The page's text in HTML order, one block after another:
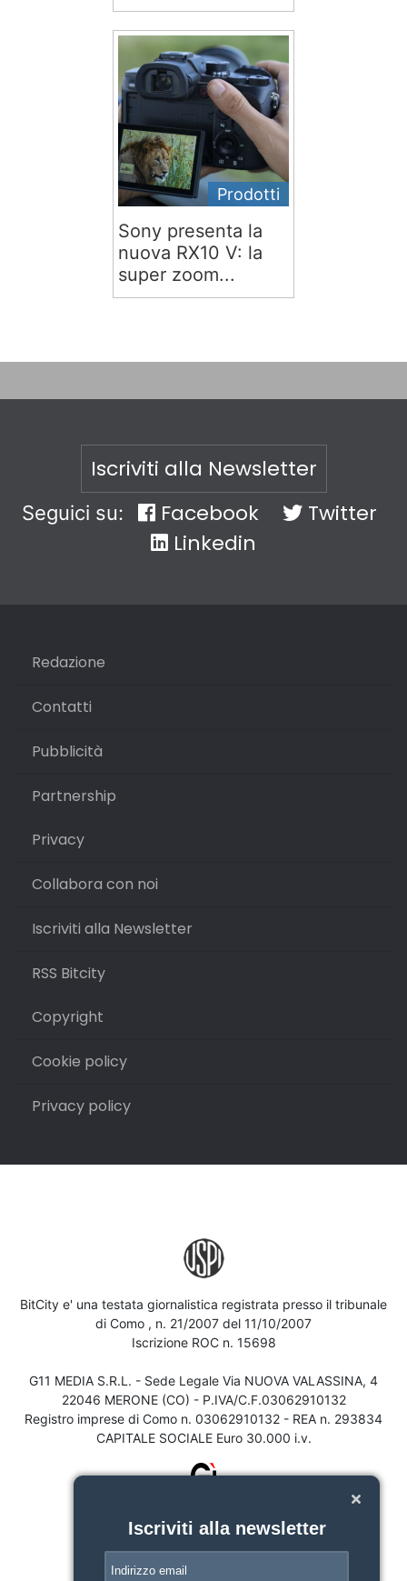
Prodotti
Sony presenta la
nuova RX10 V: la
super zoom...
Iscriviti alla Newsletter
Seguici su: Facebook
Twitter
Linkedin
Redazione
Contatti
Pubblicità
Partnership
Privacy
Collabora con noi
Iscriviti alla Newsletter
RSS Bitcity
Copyright
Cookie policy
Privacy policy
BitCity e' una testata giornalistica registrata presso il tribunale
di Como , n. 21/2007 del 11/10/2007
Iscrizione ROC n. 15698
G11 MEDIA S.R.L. - Sede Legale Via NUOVA VALASSINA, 4
22046 MERONE (CO) - P.IVA/C.F.03062910132
Registro imprese di Como n. 03062910132 - REA n. 293834
CAPITALE SOCIALE Euro 30.000 i.v.
Iscriviti alla newsletter